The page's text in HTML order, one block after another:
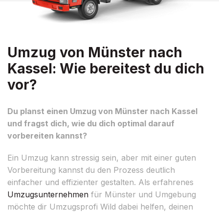
Umzug von Münster nach
Kassel: Wie bereitest du dich
vor?
Du planst einen Umzug von Münster nach Kassel
und fragst dich, wie du dich optimal darauf
vorbereiten kannst?
Ein Umzug kann stressig sein, aber mit einer guten
Vorbereitung kannst du den Prozess deutlich
einfacher und effizienter gestalten. Als erfahrenes
Umzugsunternehmen für Münster und Umgebung
möchte dir Umzugsprofi Wild dabei helfen, deinen